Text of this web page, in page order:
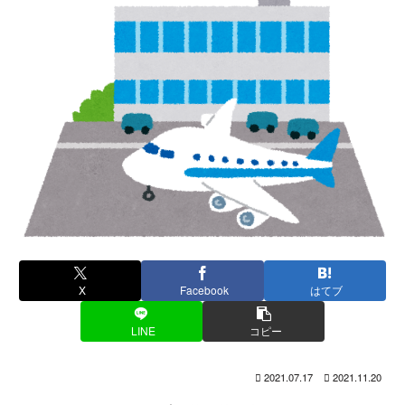
X Facebook はてブ
LINE コピー
2021.07.17 2021.11.20